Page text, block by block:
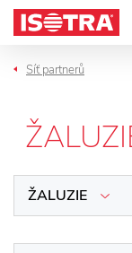
Přeskočit na obsah
Síť partnerů
ŽALUZIE